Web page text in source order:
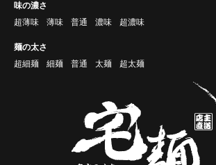
味の濃さ
超薄味
薄味 普通 濃味 超濃味
麺の太さ
超細麺
細麺 普通 太麺 超太麺